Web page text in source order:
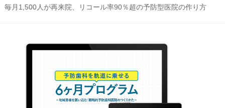
毎月1,500人が再来院、リコール率90％超の予防型医院の作り方
▼